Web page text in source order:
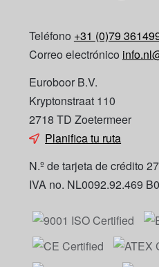
Teléfono +31 (0)79
Correo electrónico
Euroboor B.V.
Kryptonstraat 110
2718 TD Zoetermeer
Planifica tu ruta
N.º de tarjeta de crédito
IVA no. NL0092.92.469